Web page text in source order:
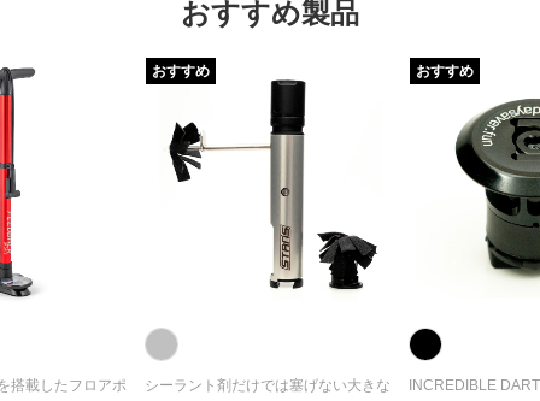
おすすめ製品
搭載したフロアポ シーラント剤だけでは塞げない大きな
おすすめ
INCREDIBLE
おすすめ